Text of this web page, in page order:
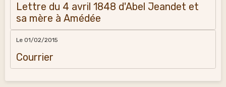
Lettre du 4 avril 1848 d'Abel Jeandet et
sa mère à Amédée
Le 01/02/2015
Courrier